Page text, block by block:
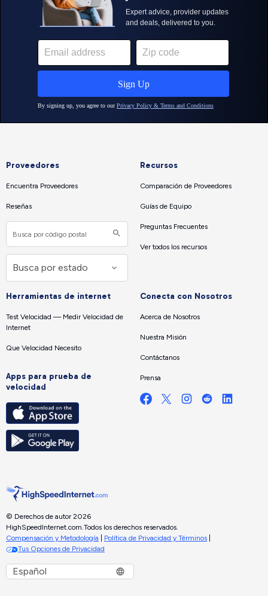
Proveedores
Encuentra Proveedores
Reseñas
Recursos
Comparación de Proveedores
Guías de Equipo
Preguntas Frecuentes
Ver todos los recursos
Herramientas de internet
Test Velocidad — Medir Velocidad de
Internet
Que Velocidad Necesito
Apps para prueba de
velocidad
Conecta con Nosotros
Acerca de Nosotros
Nuestra Misión
Contáctanos
Prensa
© Derechos de autor 2026
HighSpeedInternet.com.Todos los derechos reservados.
Compensación y Metodología
Política de Privacidad y Términos
Tus Opciones de Privacidad